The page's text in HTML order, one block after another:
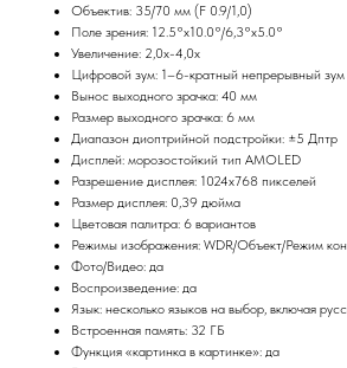
Объектив: 35/70 мм (F 0.9/1,0)
Поле зрения: 12.5°x10.0°/6,3°x5.0°
Увеличение: 2,0х-4,0х
Цифровой зум: 1–6-кратный непрерывный зум
Вынос выходного зрачка: 40 мм
Размер выходного зрачка: 6 мм
Диапазон диоптрийной подстройки: ±5 Дптр
Дисплей: морозостойкий тип AMOLED
Разрешение дисплея: 1024x768 пикселей
Размер дисплея: 0,39 дюйма
Цветовая палитра: 6 вариантов
Режимы изображения: WDR/Объект/Режим
Фото/Видео: да
Воспроизведение: да
Язык: несколько языков на выбор, включая
Встроенная память: 32 ГБ
Функция «картинка в картинке»: да